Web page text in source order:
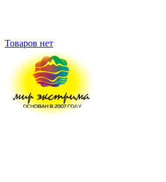
Товаров нет